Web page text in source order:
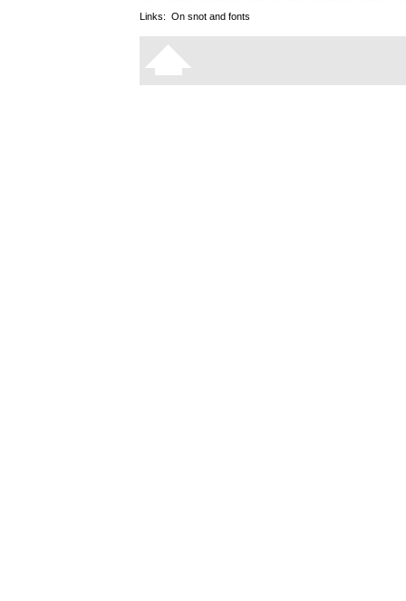
Links: On snot and fonts